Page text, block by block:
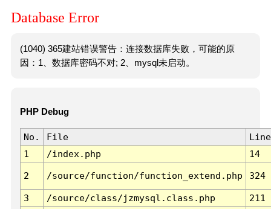
Database Error
(1040) 365建站错误警告：连接数据库失败，可能的原
因：1、数据库密码不对; 2、mysql未启动。
PHP Debug
No. File
Line
1
/index.php 14
2 /source/function/function_extend.php 324
3 /source/class/jzmysql.class.php
211